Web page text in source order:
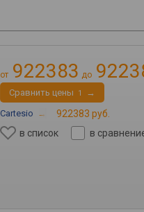
от 922383 до
Cравнить цены 1
→
Cartesio →
922383 руб.
в список
в